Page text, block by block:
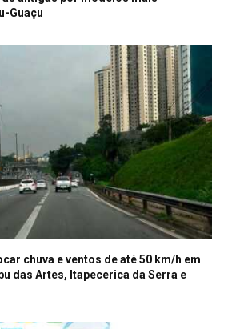
Guaçu
chuva e ventos de até 50 km/h em
das Artes, Itapecerica da Serra e